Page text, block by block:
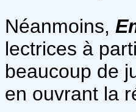
Néanmoins,
lectrices à
beaucoup de
en ouvrant la